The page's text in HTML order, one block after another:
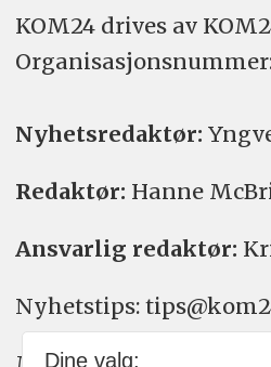
KOM24 drives av
Organisasjons­nummer:
Nyhetsredaktør:
Redaktør: Hanne
Ansvarlig redaktør:
Nyhetstips:
Dine valg: